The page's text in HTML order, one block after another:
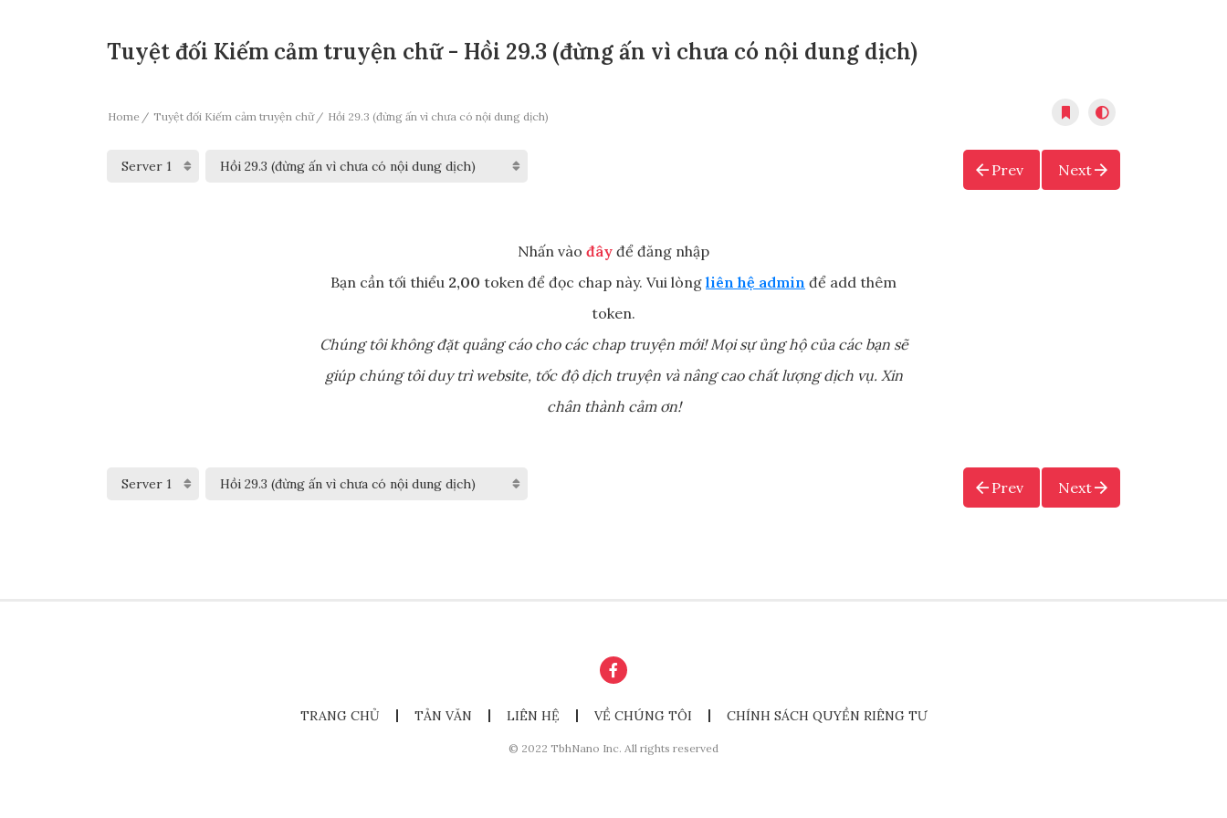
Tuyệt đối Kiếm cảm truyện chữ - Hồi 29.3 (đừng ấn vì chưa có nội dung dịch)
Home Tuyệt đối Kiếm cảm truyện chữ Hồi 29.3 (đừng ấn vì chưa có nội dung dịch)
Prev Next
Nhấn vào đây để đăng nhập
Bạn cần tối thiểu 2,00 token để đọc chap này. Vui lòng liên hệ admin để add thêm
token.
Chúng tôi không đặt quảng cáo cho các chap truyện mới! Mọi sự ủng hộ của các bạn sẽ
giúp chúng tôi duy trì website, tốc độ dịch truyện và nâng cao chất lượng dịch vụ. Xin
chân thành cảm ơn!
Prev Next
TRANG CHỦ TẢN VĂN LIÊN HỆ VỀ CHÚNG TÔI CHÍNH SÁCH QUYỀN RIÊNG TƯ
© 2022 TbhNano Inc. All rights reserved